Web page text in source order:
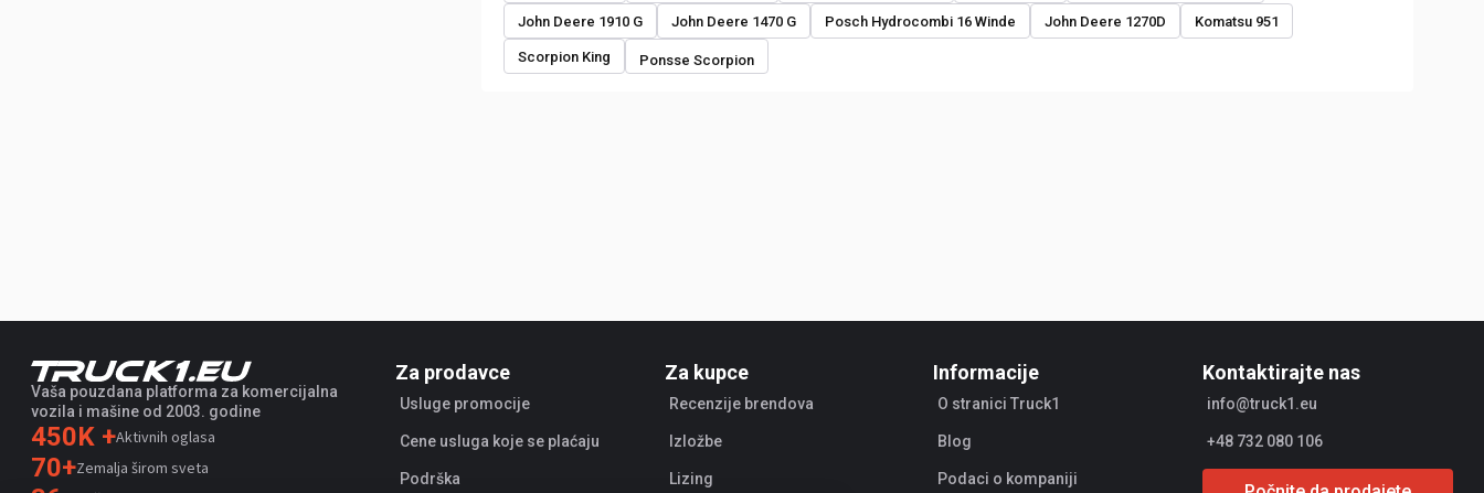
John Deere 1910 G John Deere 1470 G Posch Hydrocombi 16 Winde John Deere 1270D Komatsu 951
Scorpion King Ponsse Scorpion
Vaša pouzdana platforma za komercijalna
vozila i mašine od 2003. godine
450K +Aktivnih oglasa
70+Zemalja širom sveta
Za prodavce
Usluge promocije
Cene usluga koje se plaćaju
Podrška
Za kupce
Recenzije brendova
Izložbe
Lizing
Informacije
O stranici Truck1
Blog
Podaci o kompaniji
Kontaktirajte nas
info@truck1.eu
+48 732 080 106